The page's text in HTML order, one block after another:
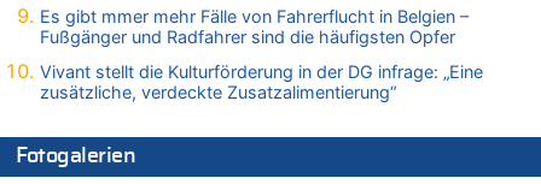
Zweite Hitzewelle in diesem Sommer ist jetzt amtlich
Wasserstand des Rheins in NRW so niedrig wie noch nie
Wasserstand des Rheins in NRW so niedrig wie noch nie
06.08.2026 - 13:20 von Speck für die Mâuse zu
Es gibt mmer mehr Fälle von Fahrerflucht in Belgien –
Fußgänger und Radfahrer sind die häufigsten Opfer
Vivant stellt die Kulturförderung in der DG infrage: „Eine
zusätzliche, verdeckte Zusatzalimentierung“
Fotogalerien